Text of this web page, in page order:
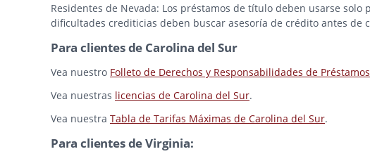
Residentes de Nevada: Los préstamos de título deben usarse
dificultades crediticias deben buscar asesoría de crédito antes
Para clientes de Carolina del Sur
Vea nuestro Folleto de Derechos y Responsabilidades de
Vea nuestras licencias de Carolina del Sur.
Vea nuestra Tabla de Tarifas Máximas de Carolina del Sur.
Para clientes de Virginia: